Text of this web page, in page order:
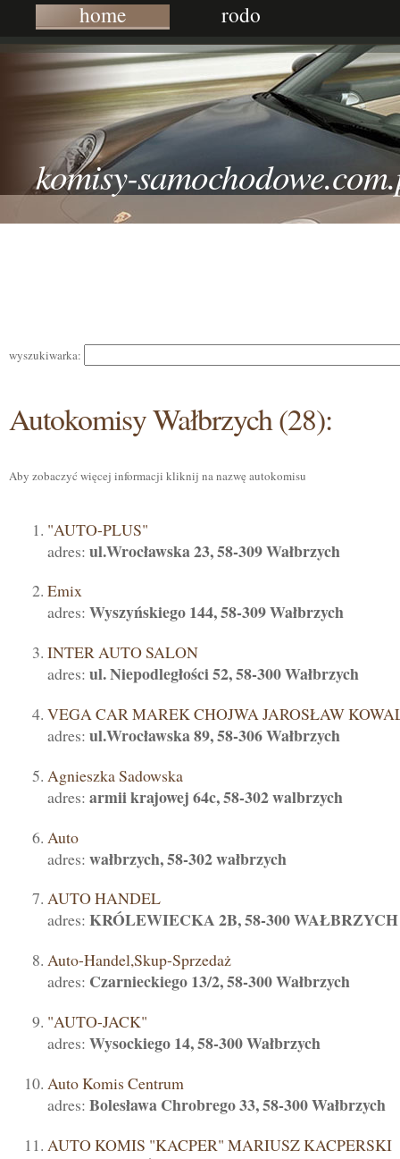
home rodo
komisy-
wyszukiwarka:
Autokomisy Wałbrzych (28):
Aby zobaczyć więcej informacji kliknij na nazwę autokomisu
"AUTO-PLUS"
adres: ul.Wrocławska 23, 58-309 Wałbrzych
Emix
adres: Wyszyńskiego 144, 58-309 Wałbrzych
INTER AUTO SALON
adres: ul. Niepodległości 52, 58-300 Wałbrzych
VEGA CAR MAREK CHOJWA JAROSŁAW
adres: ul.Wrocławska 89, 58-306 Wałbrzych
Agnieszka Sadowska
adres: armii krajowej 64c, 58-302 walbrzych
Auto
adres: wałbrzych, 58-302 wałbrzych
AUTO HANDEL
adres: KRÓLEWIECKA 2B, 58-300 WAŁBRZYCH
Auto-Handel,Skup-Sprzedaż
adres: Czarnieckiego 13/2, 58-300 Wałbrzych
"AUTO-JACK"
adres: Wysockiego 14, 58-300 Wałbrzych
Auto Komis Centrum
adres: Bolesława Chrobrego 33, 58-300 Wałbrzych
AUTO KOMIS "KACPER" MARIUSZ KACPERSKI